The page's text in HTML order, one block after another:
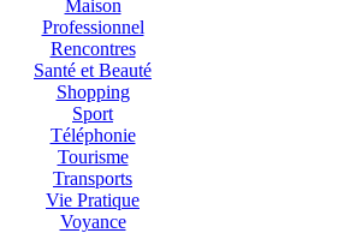
Maison
Professionnel
Rencontres
Santé et Beauté
Shopping
Sport
Téléphonie
Tourisme
Transports
Vie Pratique
Voyance